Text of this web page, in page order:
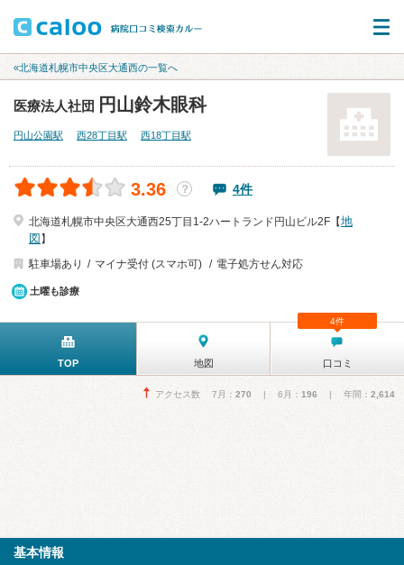
«北海道札幌市中央区大通西の一覧へ
医療法人社団 円山鈴木眼科
円山公園駅 西28丁目駅 西18丁目駅
3.36 ？ 4件
北海道札幌市中央区大通西25丁目1-2ハートランド円山ビル2F【地
図 】
駐車場あり
マイナ受付 (スマホ可) 電子処方せん対応
土曜も診療
TOP 地図 口コミ
4件
アクセス数 7月： 270 | 6月： 196 | 年間： 2,614
基本情報